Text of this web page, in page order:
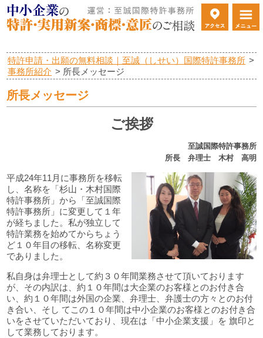
特許申請・出願の無料相談｜至誠（しせい）国際特許事務所 >
事務所紹介 > 所長メッセージ
所長メッセージ
ご挨拶
至誠国際特許事務所
所長 弁理士 木村 高明
平成24年11月に事務所を移転
し、名称を「杉山・木村国際
特許事務所」から「至誠国際
特許事務所」に変更して１年
が経ちました。私が独立して
特許業務を始めてからちょう
ど１０年目の移転、名称変更
でありました。
私自身は弁理士として約３０年間業務させて頂いております
が、その内訳は、約１０年間は大企業のお客様とのお付き合
い、約１０年間は外国の企業、弁理士、弁護士の方々とのお付
き合い、そし てこの１０年間は中小企業のお客様とのお付き合
いをさせていただいており、現在は「中小企業支援」を 旗印と
して業務しております。